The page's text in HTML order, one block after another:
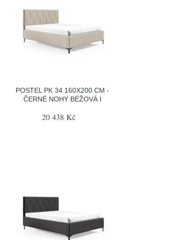
POSTEL PK 34 160X200 CM -
ČERNÉ NOHY BÉŽOVÁ I
20 438 Kč